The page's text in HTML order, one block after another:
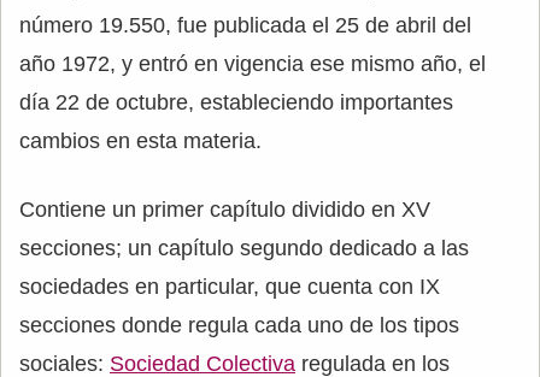
número 19.550, fue publicada el 25 de abril del
año 1972, y entró en vigencia ese mismo año, el
día 22 de octubre, estableciendo importantes
cambios en esta materia.
Contiene un primer capítulo dividido en XV
secciones; un capítulo segundo dedicado a las
sociedades en particular, que cuenta con IX
secciones donde regula cada uno de los tipos
sociales: Sociedad Colectiva regulada en los